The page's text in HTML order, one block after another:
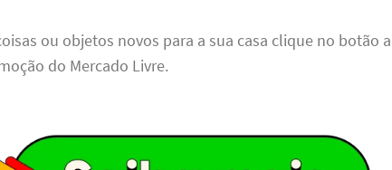
ou objetos novos para a sua casa clique no botão
do Mercado Livre.